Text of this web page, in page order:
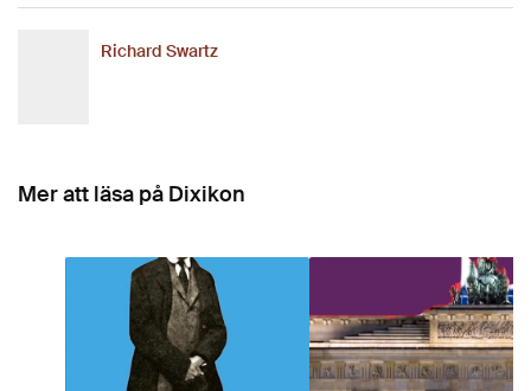
Richard Swartz
Mer att läsa på Dixikon